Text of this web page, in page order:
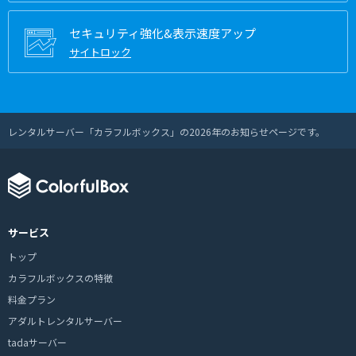
セキュリティ強化&表示速度アップ
サイトロック
レンタルサーバー「カラフルボックス」の2026年のお知らせページです。
サービス
トップ
カラフルボックスの特徴
料金プラン
アダルトレンタルサーバー
tadaサーバー